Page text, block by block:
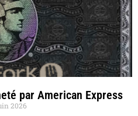
par American Express
2026